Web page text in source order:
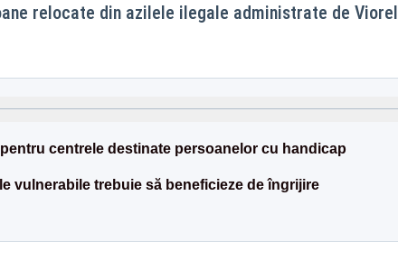
relocate din azilele ilegale administrate de Viorel
centrele destinate persoanelor cu handicap
vulnerabile trebuie să beneficieze de îngrijire